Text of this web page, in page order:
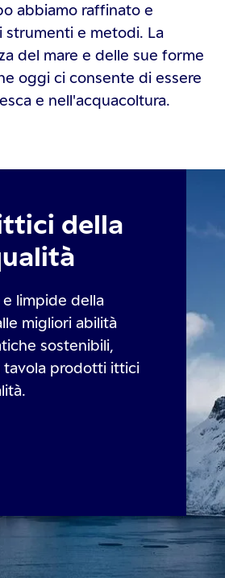
abbiamo raffinato e
strumenti e metodi. La
del mare e delle sue forme
oggi ci consente di essere
e nell'acquacoltura.
della
limpide della
migliori abilità
sostenibili,
tavola prodotti ittici